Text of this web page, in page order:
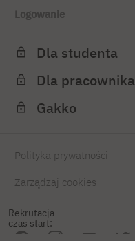
Rekrutacja
czas start:
Logowanie
Dla studenta
Dla pracownika
Gakko
Polityka prywatności
Zarządzaj cookies